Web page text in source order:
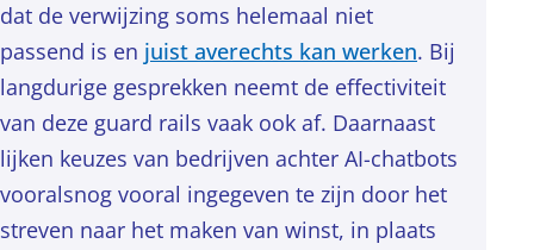
dat de verwijzing soms helemaal niet
passend is en juist averechts kan werken. Bij
langdurige gesprekken neemt de effectiviteit
van deze guard rails vaak ook af. Daarnaast
lijken keuzes van bedrijven achter AI-chatbots
vooralsnog vooral ingegeven te zijn door het
streven naar het maken van winst, in plaats